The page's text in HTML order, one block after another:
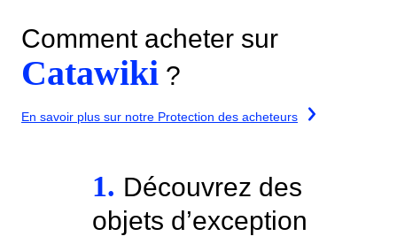
Comment acheter sur
Catawiki ?
En savoir plus sur notre Protection des acheteurs
1. Découvrez des
objets d’exception